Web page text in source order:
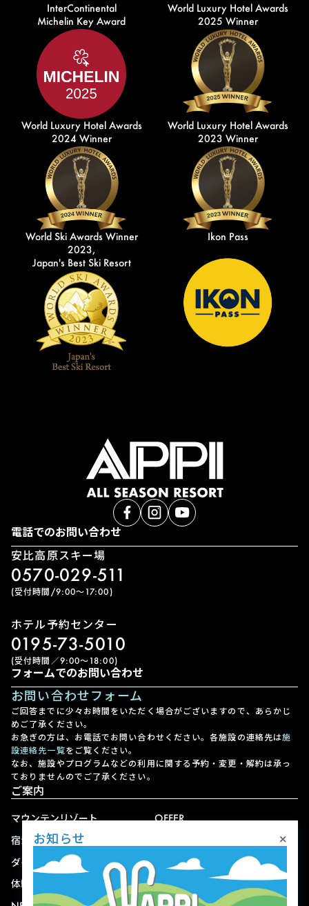
InterContinental
Michelin Key Award
World Luxury Hotel Awards
2025 Winner
World Luxury Hotel Awards
2024 Winner
World Luxury Hotel Awards
2023 Winner
World Ski Awards Winner
2023,
Japan's Best Ski Resort
Ikon Pass
電話でのお問い合わせ
安比高原スキー場
0570-029-511
(受付時間/9:00〜17:00)
ホテル予約センター
0195-73-5010
(受付時間／9:00〜18:00)
フォームでのお問い合わせ
お問い合わせフォーム
ご回答までに少々お時間をいただく場合がございますので、あらかじ
めご了承ください。
お急ぎの方は、お電話でお問い合わせください。各施設の連絡先は施
設連絡先一覧をご覧ください。
なお、施設やプログラムなどの利用に関する予約・変更・解約は承っ
ておりませんのでご了承ください。
ご案内
マウンテンリゾート
宿泊
ダイニング
体験
OFFER
ショップ
お知らせ ×